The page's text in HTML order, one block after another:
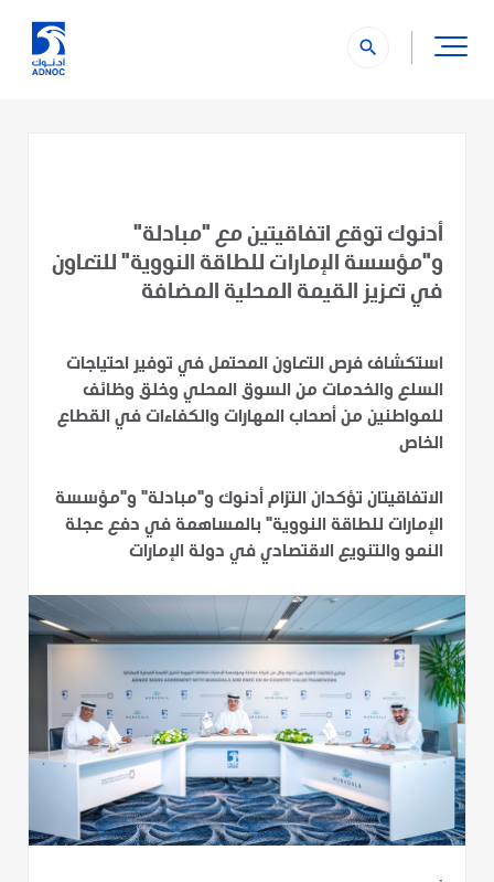
search
أدنوك توقع اتفاقيتين مع "مبادلة"
و"مؤسسة الإمارات للطاقة النووية" للتعاون
في تعزيز القيمة المحلية المضافة
استكشاف فرص التعاون المحتمل في توفير احتياجات
السلع والخدمات من السوق المحلي وخلق وظائف
للمواطنين من أصحاب المهارات والكفاءات في القطاع
الخاص
الاتفاقيتان تؤكدان التزام أدنوك و"مبادلة" و"مؤسسة
الإمارات للطاقة النووية" بالمساهمة في دفع عجلة
النمو والتنويع الاقتصادي في دولة الإمارات